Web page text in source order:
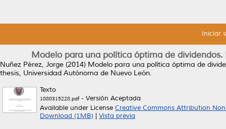
Iniciar
Modelo para una política óptima de
Nuñez Pérez, Jorge (2014) Modelo para una política óptima de
thesis, Universidad Autónoma de Nuevo León.
Texto
1080315228.pdf- Versión Aceptada
Available under License Creative Commons Attribution
Download (1MB)
Vista previa